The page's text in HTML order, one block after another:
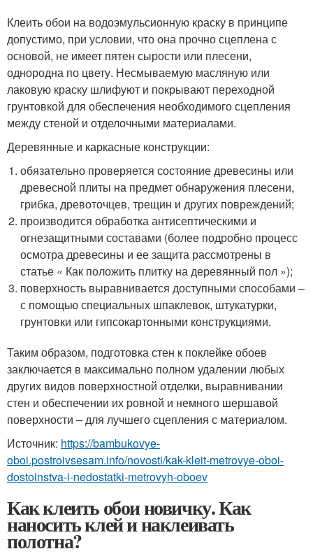
Клеить обои на водоэмульсионную краску в принципе
допустимо, при условии, что она прочно сцеплена с
основой, не имеет пятен сырости или плесени,
однородна по цвету. Несмываемую масляную или
лаковую краску шлифуют и покрывают переходной
грунтовкой для обеспечения необходимого сцепления
между стеной и отделочными материалами.
Деревянные и каркасные конструкции:
обязательно проверяется состояние древесины или
древесной плиты на предмет обнаружения плесени,
грибка, древоточцев, трещин и других повреждений;
производится обработка антисептическими и
огнезащитными составами (более подробно процесс
осмотра древесины и ее защита рассмотрены в
статье « Как положить плитку на деревянный пол »);
поверхность выравнивается доступными способами –
с помощью специальных шпаклевок, штукатурки,
грунтовки или гипсокартонными конструкциями.
Таким образом, подготовка стен к поклейке обоев
заключается в максимально полном удалении любых
других видов поверхностной отделки, выравнивании
стен и обеспечении их ровной и немного шершавой
поверхности – для лучшего сцепления с материалом.
Источник: https://bambukovye-
oboi.postroivsesam.info/novosti/kak-kleit-metrovye-oboi-
dostoinstva-i-nedostatki-metrovyh-oboev
Как клеить обои новичку. Как
наносить клей и наклеивать
полотна?